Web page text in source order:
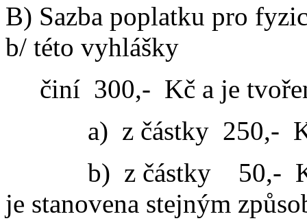
B) Sazba poplatku pro
b/ této vyhlášky
činí 300,- Kč a je
a) z částky 250,-
b) z částky 50,-
je stanovena stejným